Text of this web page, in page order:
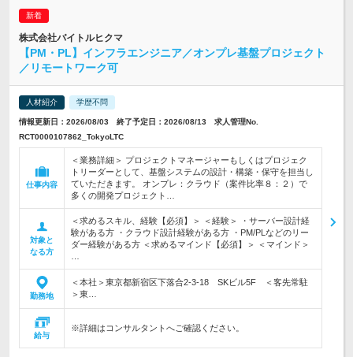
株式会社バイトルヒクマ
【PM・PL】インフラエンジニア／オンプレ基盤プロジェクト
／リモートワーク可
人材紹介 学歴不問
情報更新日：2026/08/03 終了予定日：2026/08/13 求人管理No.
RCT0000107862_TokyoLTC
仕事内容
＜業務詳細＞ プロジェクトマネージャーもしくはプロジェク
トリーダーとして、基盤システムの設計・構築・保守を担当し
ていただきます。 オンプレ：クラウド（案件比率８：２）で
多くの開発プロジェクト…
対象と
なる方
＜求めるスキル、経験【必須】＞ ＜経験＞ ・サーバー設計経
験がある方 ・クラウド設計経験がある方 ・PM/PLなどのリー
ダー経験がある方 ＜求めるマインド【必須】＞ ＜マインド＞
勤務地
＜本社＞東京都新宿区下落合2-3-18 SKビル5F ＜客先常駐
＞東…
給与
※詳細はコンサルタントへご確認ください。